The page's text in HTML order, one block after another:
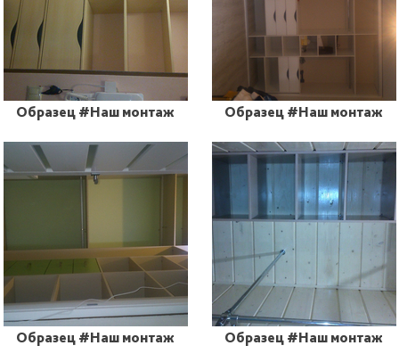
Образец #Наш монтаж Образец #Наш монтаж
Образец #Наш монтаж Образец #Наш монтаж